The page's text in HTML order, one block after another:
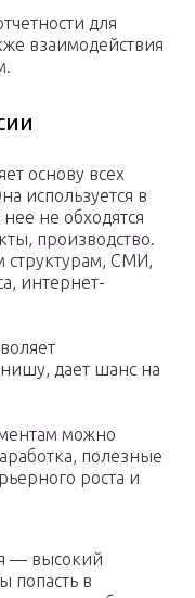
для
взаимодействия
основу всех
используется в
не обходятся
производство.
структурам, СМИ,
интернет-
дает шанс на
можно
полезные
роста и
— высокий
попасть в